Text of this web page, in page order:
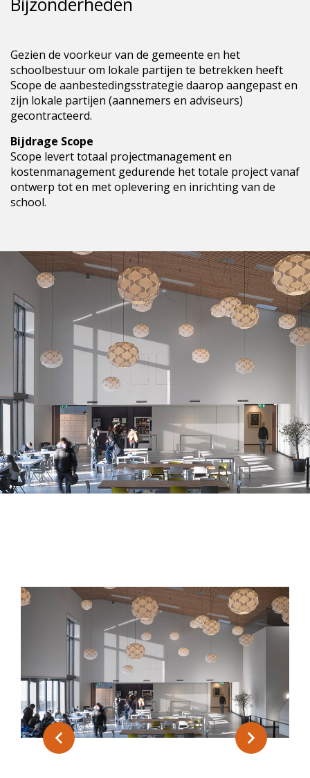
Gezien de voorkeur van de gemeente en het
schoolbestuur om lokale partijen te betrekken heeft
Scope de aanbestedingsstrategie daarop aangepast en
zijn lokale partijen (aannemers en adviseurs)
gecontracteerd.
Bijdrage Scope
Scope levert totaal projectmanagement en
kostenmanagement gedurende het totale project vanaf
ontwerp tot en met oplevering en inrichting van de
school.